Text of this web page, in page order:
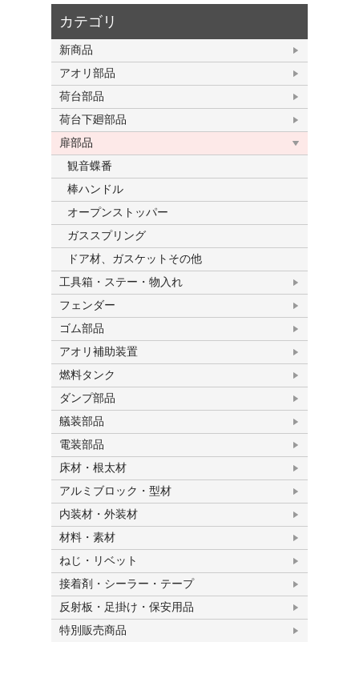
カテゴリ
新商品
アオリ部品
荷台部品
荷台下廻部品
扉部品
観音蝶番
棒ハンドル
オープンストッパー
ガススプリング
ドア材、ガスケットその他
工具箱・ステー・物入れ
フェンダー
ゴム部品
アオリ補助装置
燃料タンク
ダンプ部品
艤装部品
電装部品
床材・根太材
アルミブロック・型材
内装材・外装材
材料・素材
ねじ・リベット
接着剤・シーラー・テープ
反射板・足掛け・保安用品
特別販売商品